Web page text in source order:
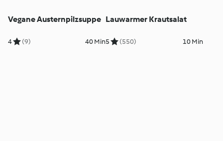
Vegane Austernpilzsuppe
4 (9) 40 Min
Lauwarmer Krautsalat
5 (550) 10 Min